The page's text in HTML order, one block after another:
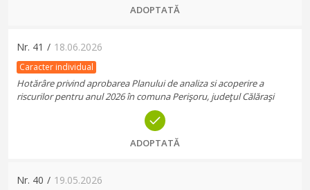
ADOPTATĂ
Nr. 41 / 18.06.2026
Caracter individual
Hotărâre privind aprobarea Planului de analiza si acoperire a
riscurilor pentru anul 2026 în comuna Perişoru, judeţul Călăraşi
ADOPTATĂ
Nr. 40 / 19.05.2026